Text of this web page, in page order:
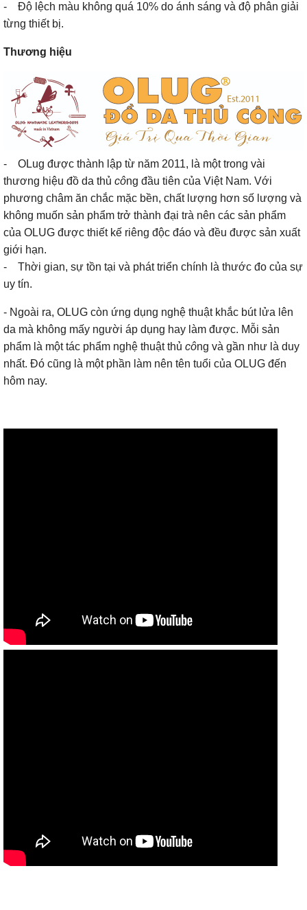
- Độ lệch màu không quá 10% do ánh sáng và độ phân giải
từng thiết bị.
Thương hiệu
- OLug được thành lập từ năm 2011, là một trong vài
thương hiệu đồ da thủ công đầu tiên của Việt Nam. Với
phương châm ăn chắc mặc bền, chất lượng hơn số lượng và
không muốn sản phẩm trở thành đại trà nên các sản phẩm
của OLUG được thiết kế riêng độc đáo và đều được sản xuất
giới hạn.
- Thời gian, sự tồn tại và phát triển chính là thước đo của sự
uy tín.
- Ngoài ra, OLUG còn ứng dụng nghệ thuật khắc bút lửa lên
da mà không mấy người áp dụng hay làm được. Mỗi sản
phẩm là một tác phẩm nghệ thuật thủ công và gần như là duy
nhất. Đó cũng là một phần làm nên tên tuổi của OLUG đến
hôm nay.